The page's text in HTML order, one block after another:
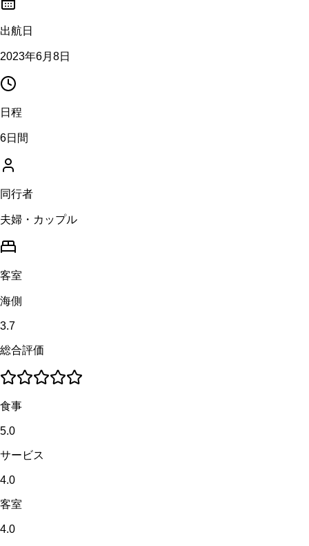
出航日
2023年6月8日
日程
6日間
同行者
夫婦・カップル
客室
海側
3.7
総合評価
食事
5.0
サービス
4.0
客室
4.0